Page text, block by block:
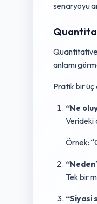
senaryoyu
anlamı
Pratik bir üç
“Ne
Verideki
Örnek:
Tek bir
“Siyasi